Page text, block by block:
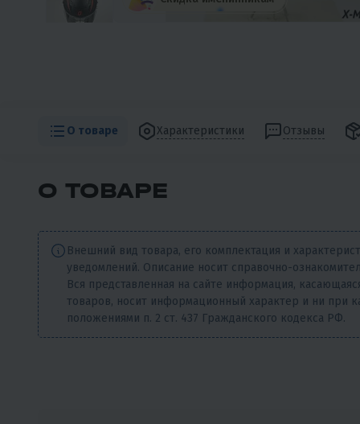
О товаре Характеристики Отзывы
О ТОВАРЕ
Внешний вид товара, его комплектация и
уведомлений. Описание носит справочно-
Вся представленная на сайте информация,
товаров, носит информационный характер и ни при
положениями п. 2 ст. 437 Гражданского кодекса РФ.